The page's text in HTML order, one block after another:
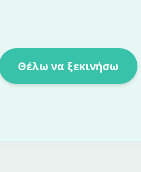
Θέλω να ξεκινήσω